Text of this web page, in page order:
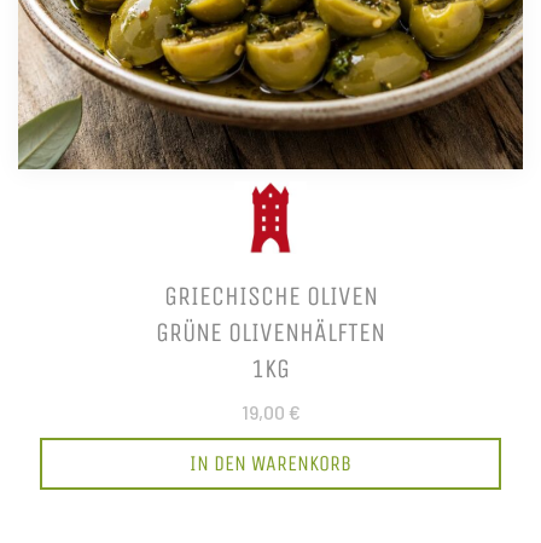
GRIECHISCHE OLIVEN
GRÜNE OLIVENHÄLFTEN
1KG
19,00 €
IN DEN WARENKORB